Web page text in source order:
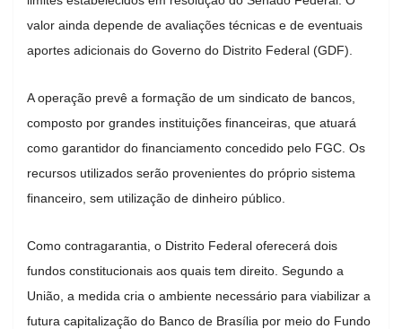
valor ainda depende de avaliações técnicas e de eventuais
aportes adicionais do Governo do Distrito Federal (GDF).
A operação prevê a formação de um sindicato de bancos,
composto por grandes instituições financeiras, que atuará
como garantidor do financiamento concedido pelo FGC. Os
recursos utilizados serão provenientes do próprio sistema
financeiro, sem utilização de dinheiro público.
Como contragarantia, o Distrito Federal oferecerá dois
fundos constitucionais aos quais tem direito. Segundo a
União, a medida cria o ambiente necessário para viabilizar a
futura capitalização do Banco de Brasília por meio do Fundo